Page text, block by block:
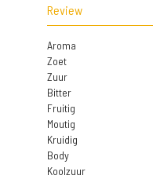
Review
Aroma
Zoet
Zuur
Bitter
Fruitig
Moutig
Kruidig
Body
Koolzuur